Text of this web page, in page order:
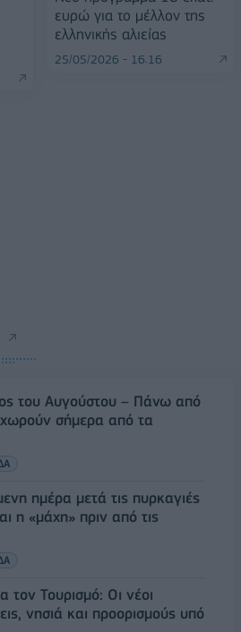
ευρώ για το μέλλον της
ελληνικής αλιείας
25/05/2026 - 16:16
του Αυγούστου – Πάνω από
σήμερα από τα
ημέρα μετά τις πυρκαγιές
η «μάχη» πριν από τις
τον Τουρισμό: Οι νέοι
νησιά και προορισμούς υπό